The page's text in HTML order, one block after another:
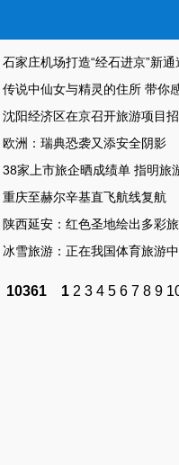
石家庄机场打造“经石进京”新通
传说中仙女与精灵的住所 带你
沈阳经济区在京召开旅游项目
欧洲：瑞典恐袭又添安全阴影
38家上市旅企晒成绩单 指明旅
重庆至赫尔辛基直飞航线复航
陕西延安：红色圣地绘出多彩
冰雪旅游：正在我国体育旅游
10361 1 2 3 4 5 6 7 8 9